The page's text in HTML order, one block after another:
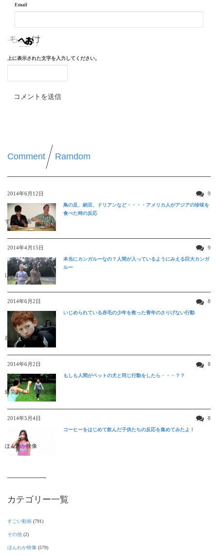
Email
上に表示された文字を入力してください。
Comment Ramdom
2014年6月12日 9
すごい動画
鳥の足、納豆、ドリアンなど・・・・アメリカ人がアジアの珍味を
食べた時の反応
2014年4月15日 9
ほんわか映像
本当にカンガルーなの？人間が入っているようにみえる巨大カンガ
ルー
2014年6月2日 8
感動する映像
いじめられている赤毛の少年を救った青年のさりげない行動
2014年6月2日 8
爆笑おもしろ映像
もしも人間がペットの犬と同じ行動をしたら・・・？？
2014年5月4日 8
ほんわか映像
コーヒーをはじめて飲んだ子供たちの反応を集めてみたよ！
カテゴリー一覧
すごい動画 (791)
その他 (2)
ほんわか映像 (579)